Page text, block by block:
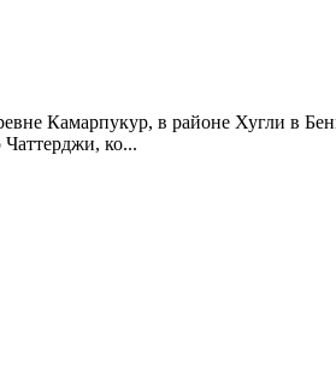
Камарпукур, в районе Хугли в
ко...